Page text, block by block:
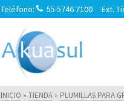
Teléfono: 55 5746 7100 Ext.
INICIO » TIENDA » PLUMILLAS PARA